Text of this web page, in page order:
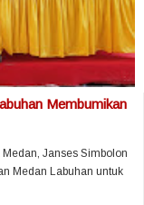
Membumikan
Janses Simbolon
Medan Labuhan untuk